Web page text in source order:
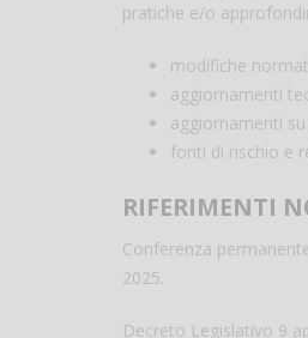
pratiche e/o
modifiche
aggiornamenti
aggiornamenti
fonti di rischio e
RIFERIMENTI
Conferenza
2025.
Decreto Legislativo 9